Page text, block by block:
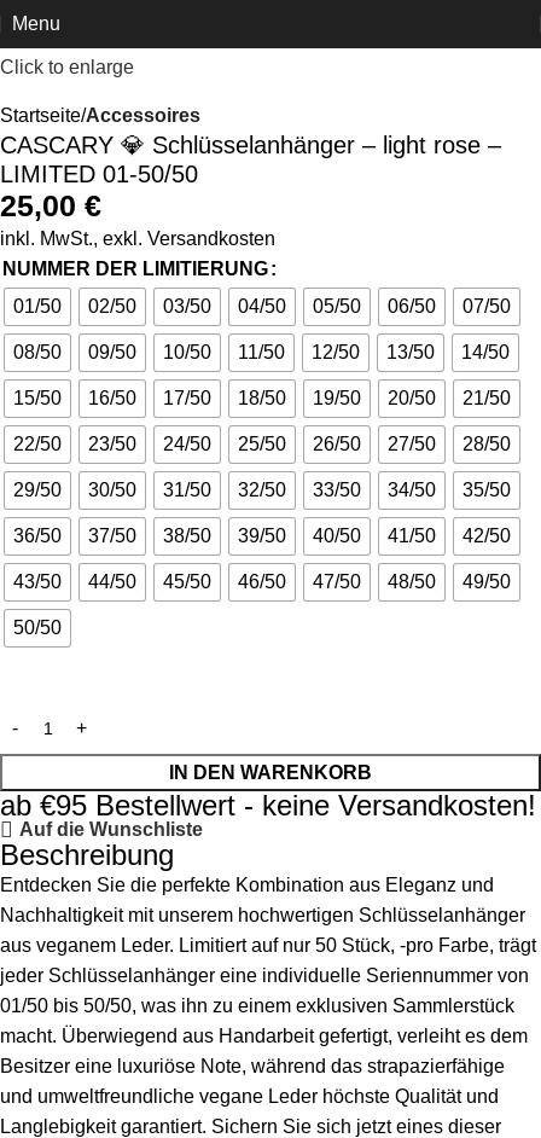
Menu
Click to enlarge
Startseite Accessoires
CASCARY 💎 Schlüsselanhänger – light rose –
LIMITED 01-50/50
25,00 €
inkl. MwSt., exkl. Versandkosten
NUMMER DER LIMITIERUNG
01/50
02/50 03/50 04/50 05/50 06/50 07/50
08/50 09/50 10/50 11/50 12/50 13/50 14/50
15/50 16/50 17/50 18/50 19/50 20/50 21/50
22/50 23/50 24/50 25/50 26/50 27/50 28/50
29/50 30/50 31/50 32/50 33/50 34/50 35/50
36/50 37/50 38/50 39/50 40/50 41/50 42/50
43/50 44/50 45/50 46/50 47/50 48/50 49/50
50/50
IN DEN WARENKORB
ab €95 Bestellwert - keine Versandkosten!
Auf die Wunschliste
Beschreibung
Entdecken Sie die perfekte Kombination aus Eleganz und
Nachhaltigkeit mit unserem hochwertigen Schlüsselanhänger
aus veganem Leder. Limitiert auf nur 50 Stück, -pro Farbe, trägt
jeder Schlüsselanhänger eine individuelle Seriennummer von
01/50 bis 50/50, was ihn zu einem exklusiven Sammlerstück
macht. Überwiegend aus Handarbeit gefertigt, verleiht es dem
Besitzer eine luxuriöse Note, während das strapazierfähige
und umweltfreundliche vegane Leder höchste Qualität und
Langlebigkeit garantiert. Sichern Sie sich jetzt eines dieser